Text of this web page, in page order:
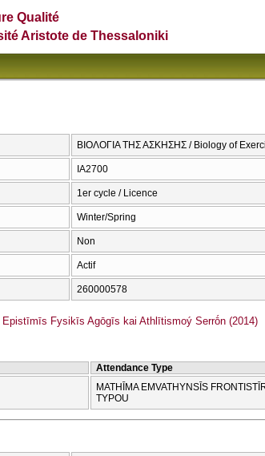
Qualité
Aristote de Thessaloniki
ΒΙΟΛΟΓΙΑ ΤΗΣ ΑΣΚΗΣΗΣ / Biology of
ΙΑ2700
1er cycle / Licence
Winter/Spring
Non
Actif
260000578
Fysikīs Agōgīs kai Athlītismoý Serrṓn (2014)
Attendance Type
MATHĪMA EMVATHYNSĪS
TYPOU